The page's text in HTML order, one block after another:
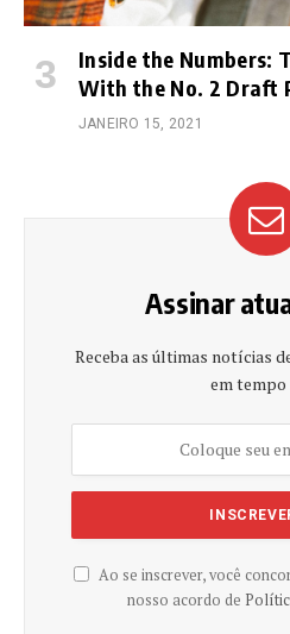
Inside the Numbers:
With the No. 2 Draft
JANEIRO 15, 2021
Assinar
Receba as últimas notícias
em tempo
Ao se inscrever, você
nosso acordo de